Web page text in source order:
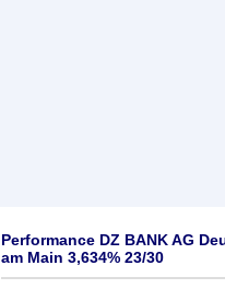
Performance DZ BANK AG
am Main 3,634% 23/30